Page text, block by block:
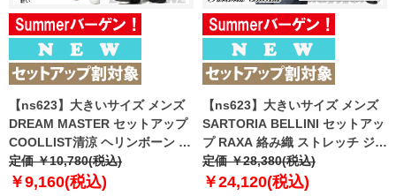
【ns623】大きいサイズ メンズ
DREAM MASTER セットアップ
COOLLIST清涼 ヘリンボーン ス
トレッチ パンツ 軽量 ウォッシャ
ブル スマリラ 春夏新作
定価 ￥10,780(税込)
￥9,160(税込)
【ns623】大きいサイズ メンズ
SARTORIA BELLINI セットアッ
プ RAXA 絡み織 ストレッチ ジャ
ケット 春夏新作 tzjk-33b
【fre】
定価 ￥28,380(税込)
￥24,120(税込)